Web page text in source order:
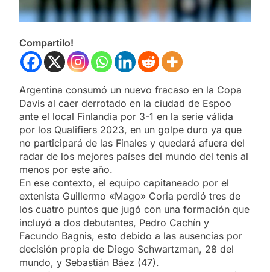
Compartilo!
Argentina consumó un nuevo fracaso en la Copa
Davis al caer derrotado en la ciudad de Espoo
ante el local Finlandia por 3-1 en la serie válida
por los Qualifiers 2023, en un golpe duro ya que
no participará de las Finales y quedará afuera del
radar de los mejores países del mundo del tenis al
menos por este año.
En ese contexto, el equipo capitaneado por el
extenista Guillermo «Mago» Coria perdió tres de
los cuatro puntos que jugó con una formación que
incluyó a dos debutantes, Pedro Cachín y
Facundo Bagnis, esto debido a las ausencias por
decisión propia de Diego Schwartzman, 28 del
mundo, y Sebastián Báez (47).